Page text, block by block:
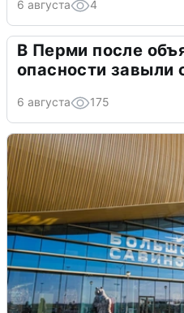
6 августа 4
В Перми после
опасности завыли
6 августа 175